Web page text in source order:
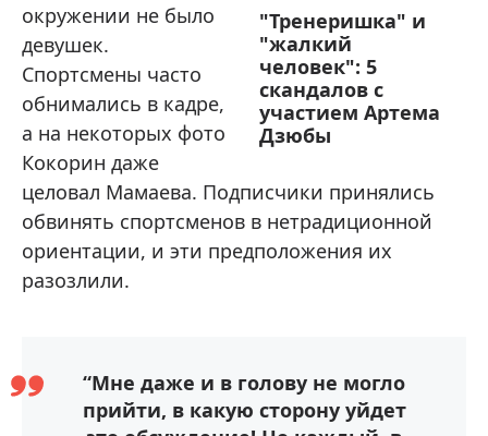
"Тренеришка" и
"жалкий
человек": 5
скандалов с
участием Артема
Дзюбы
окружении не было
девушек.
Спортсмены часто
обнимались в кадре,
а на некоторых фото
Кокорин даже
целовал Мамаева. Подписчики принялись
обвинять спортсменов в нетрадиционной
ориентации, и эти предположения их
разозлили.
“Мне даже и в голову не могло
прийти, в какую сторону уйдет